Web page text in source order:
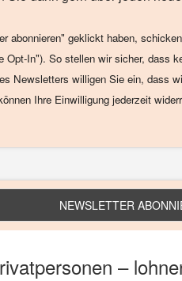
abonnieren" geklickt haben,
Opt-In"). So stellen wir sicher, dass
Newsletters willigen Sie ein, dass
Ihre Einwilligung jederzeit
–